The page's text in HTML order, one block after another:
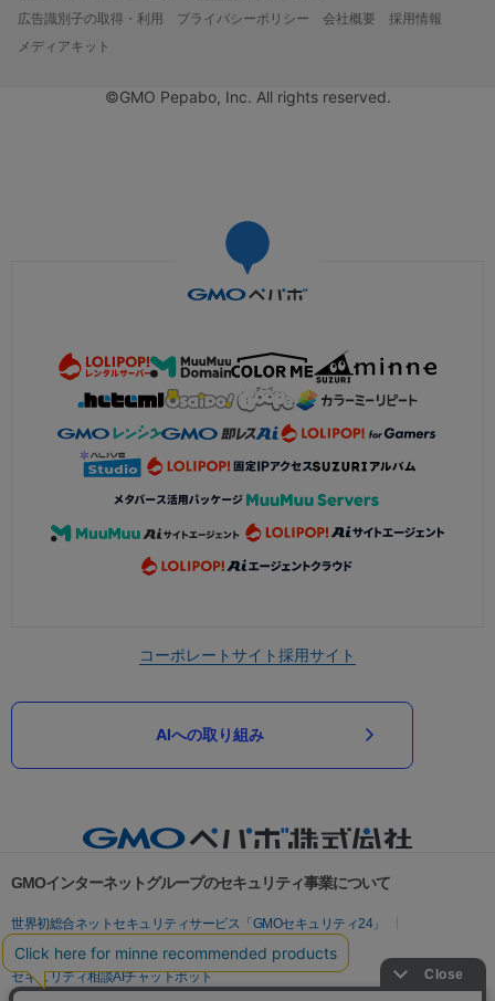
広告識別子の取得・利用
プライバシーポリシー 会社概要
採用情報
メディアキット
©GMO Pepabo, Inc. All rights reserved.
コーポレートサイト採用サイト
AIへの取り組み
GMOインターネットグループのセキュリティ事業について
世界初総合ネットセキュリティサービス「GMOセキュリティ24」
パスワード漏洩診断
Webサイトリスク診断
セキュリティ相談AIチャットボット